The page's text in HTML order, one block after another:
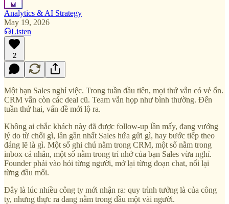
Analytics & AI Strategy
May 19, 2026
Listen
2
Một bạn Sales nghỉ việc. Trong tuần đầu tiên, mọi thứ vẫn có vẻ ổn.
CRM vẫn còn các deal cũ. Team vẫn họp như bình thường. Đến
tuần thứ hai, vấn đề mới lộ ra.
Không ai chắc khách này đã được follow-up lần mấy, đang vướng
lý do từ chối gì, lần gần nhất Sales hứa gửi gì, hay bước tiếp theo
đáng lẽ là gì. Một số ghi chú nằm trong CRM, một số nằm trong
inbox cá nhân, một số nằm trong trí nhớ của bạn Sales vừa nghỉ.
Founder phải vào hỏi từng người, mở lại từng đoạn chat, nối lại
từng đầu mối.
Đây là lúc nhiều công ty mới nhận ra: quy trình tưởng là của công
ty, nhưng thực ra đang nằm trong đầu một vài người.